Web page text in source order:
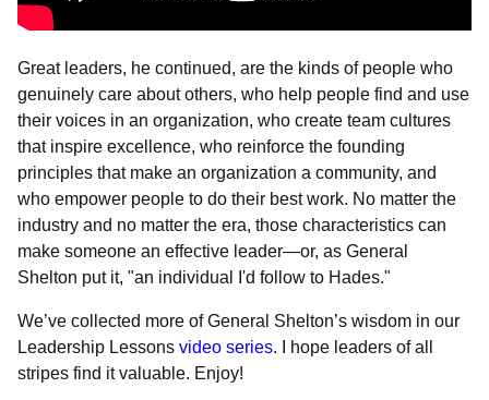
Great leaders, he continued, are the kinds of people who
genuinely care about others, who help people find and use
their voices in an organization, who create team cultures
that inspire excellence, who reinforce the founding
principles that make an organization a community, and
who empower people to do their best work. No matter the
industry and no matter the era, those characteristics can
make someone an effective leader—or, as General
Shelton put it, "an individual I'd follow to Hades."
We’ve collected more of General Shelton’s wisdom in our
Leadership Lessons video series. I hope leaders of all
stripes find it valuable. Enjoy!